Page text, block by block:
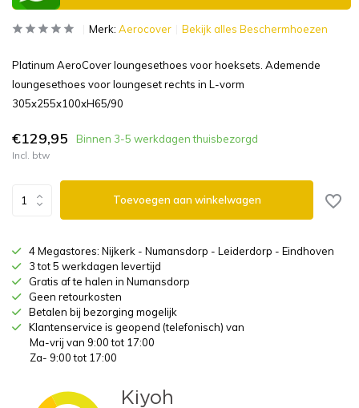
Merk: Aerocover Bekijk alles Beschermhoezen
Platinum AeroCover loungesethoes voor hoeksets. Ademende
loungesethoes voor loungeset rechts in L-vorm
305x255x100xH65/90
€129,95 Binnen 3-5 werkdagen thuisbezorgd
Incl. btw
Toevoegen aan winkelwagen
4 Megastores: Nijkerk - Numansdorp - Leiderdorp - Eindhoven
3 tot 5 werkdagen levertijd
Gratis af te halen in Numansdorp
Geen retourkosten
Betalen bij bezorging mogelijk
Klantenservice is geopend (telefonisch) van
Ma-vrij van 9:00 tot 17:00
Za- 9:00 tot 17:00